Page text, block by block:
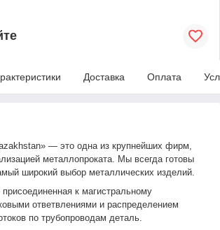
Доставка Оплата
— это одна из крупнейших фирм,
металлопроката. Мы всегда готовы
широкий выбор металлических изделий.
к магистральному
ответвлениями и распределением
по трубопроводам деталь.